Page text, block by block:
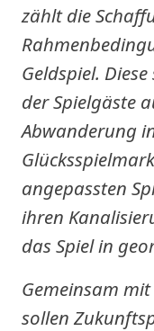
zählt die
Geldspiel.
der Spielgäste
Abwanderung
angepassten
ihren
das Spiel in
Gemeinsam
sollen